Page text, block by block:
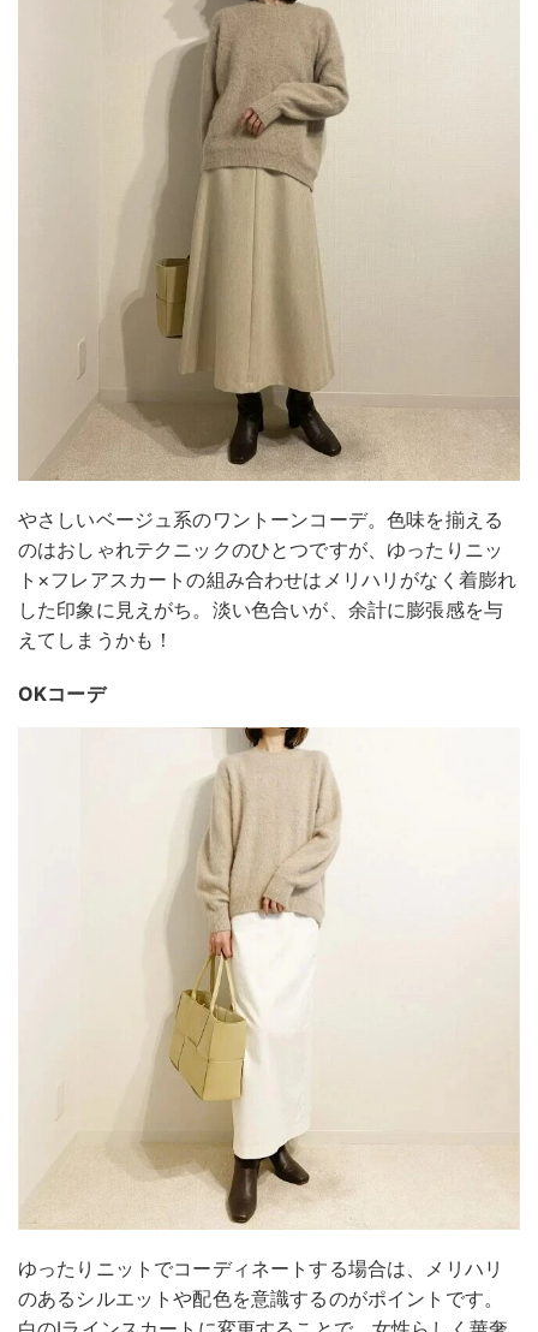
やさしいベージュ系のワントーンコーデ。色味を揃える
のはおしゃれテクニックのひとつですが、ゆったりニッ
ト×フレアスカートの組み合わせはメリハリがなく着膨れ
した印象に見えがち。淡い色合いが、余計に膨張感を与
えてしまうかも！
OKコーデ
ゆったりニットでコーディネートする場合は、メリハリ
のあるシルエットや配色を意識するのがポイントです。